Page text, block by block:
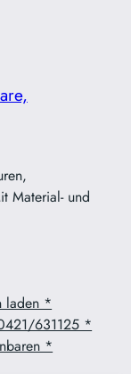
Material- und
laden *
631125 *
*